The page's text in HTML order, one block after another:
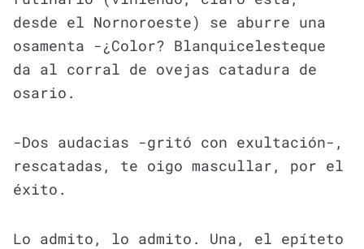
desde el Nornoroeste) se aburre una
osamenta -¿Color? Blanquicelesteque
da al corral de ovejas catadura de
osario.
-Dos audacias -gritó con exultación-,
rescatadas, te oigo mascullar, por el
éxito.
Lo admito, lo admito. Una, el epíteto